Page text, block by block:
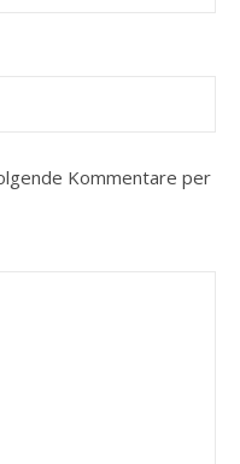
Kommentare per